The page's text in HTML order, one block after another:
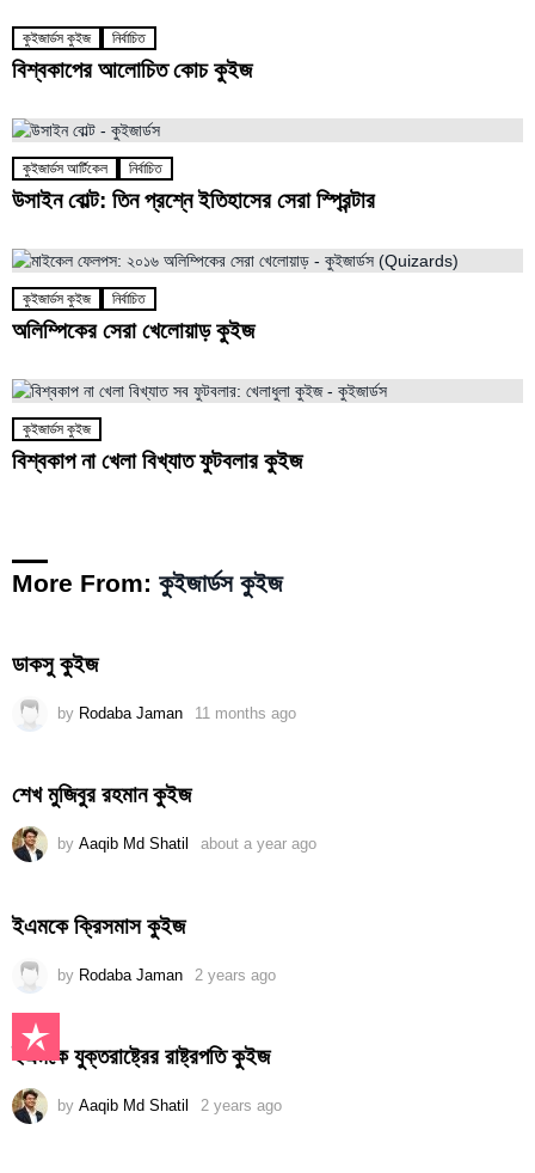
কুইজার্ডস কুইজ নির্বাচিত
বিশ্বকাপের আলোচিত কোচ কুইজ
কুইজার্ডস আর্টিকেল নির্বাচিত
উসাইন বোল্ট: তিন প্রশ্নে ইতিহাসের সেরা স্প্রিন্টার
কুইজার্ডস কুইজ নির্বাচিত
অলিম্পিকের সেরা খেলোয়াড় কুইজ
কুইজার্ডস কুইজ
বিশ্বকাপ না খেলা বিখ্যাত ফুটবলার কুইজ
More From: কুইজার্ডস কুইজ
ডাকসু কুইজ
by Rodaba Jaman 11 months ago
শেখ মুজিবুর রহমান কুইজ
by Aaqib Md Shatil about a year ago
ইএমকে ক্রিসমাস কুইজ
by Rodaba Jaman 2 years ago
ইএমকে যুক্তরাষ্ট্রের রাষ্ট্রপতি কুইজ
by Aaqib Md Shatil 2 years ago